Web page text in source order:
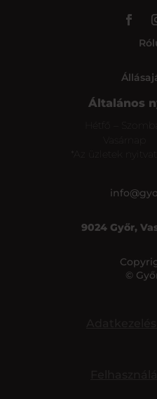
Általános
*Az üzletek
9024 Győr,
©